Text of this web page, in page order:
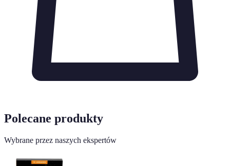
Polecane produkty
Wybrane przez naszych ekspertów